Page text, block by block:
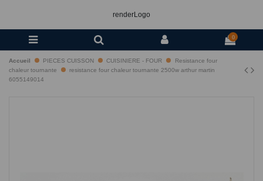
renderLogo
0
Accueil PIECES CUISSON CUISINIERE - FOUR
Resistance four
chaleur tournante
resistance four chaleur tournante 2500w arthur martin
6055149014